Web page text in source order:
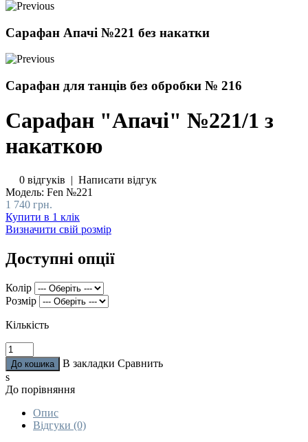
Сарафан Апачі №221 без накатки
Сарафан для танців без обробки № 216
Сарафан "Апачі" №221/1 з
накаткою
0 відгуків | Написати відгук
Модель: Fen №221
1 740 грн.
Купити в 1 клік
Визначити свій розмір
Доступні опції
Колір
Розмір
Кількість
В закладки Сравнить
s
До порівняння
Опис
Відгуки (0)